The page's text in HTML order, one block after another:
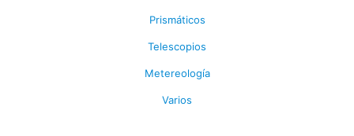
Prismáticos
Telescopios
Metereología
Varios